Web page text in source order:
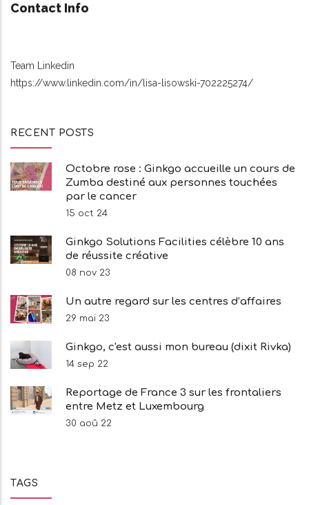
Contact Info
Team Linkedin
https://www.linkedin.com/in/lisa-lisowski-702225274/
RECENT POSTS
Octobre rose : Ginkgo accueille un cours de
Zumba destiné aux personnes touchées
par le cancer
15 oct 24
Ginkgo Solutions Facilities célèbre 10 ans
de réussite créative
08 nov 23
Un autre regard sur les centres d’affaires
29 mai 23
Ginkgo, c'est aussi mon bureau (dixit Rivka)
14 sep 22
Reportage de France 3 sur les frontaliers
entre Metz et Luxembourg
30 aoû 22
TAGS